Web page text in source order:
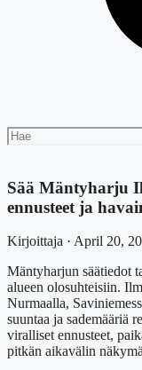
Search
for:
Sää Mäntyharju
ennusteet ja
Kirjoittaja · April 20,
Mäntyharjun säätiedot
alueen olosuhteisiin.
Nurmaalla,
suuntaa ja sademääriä
viralliset ennusteet,
pitkän aikavälin